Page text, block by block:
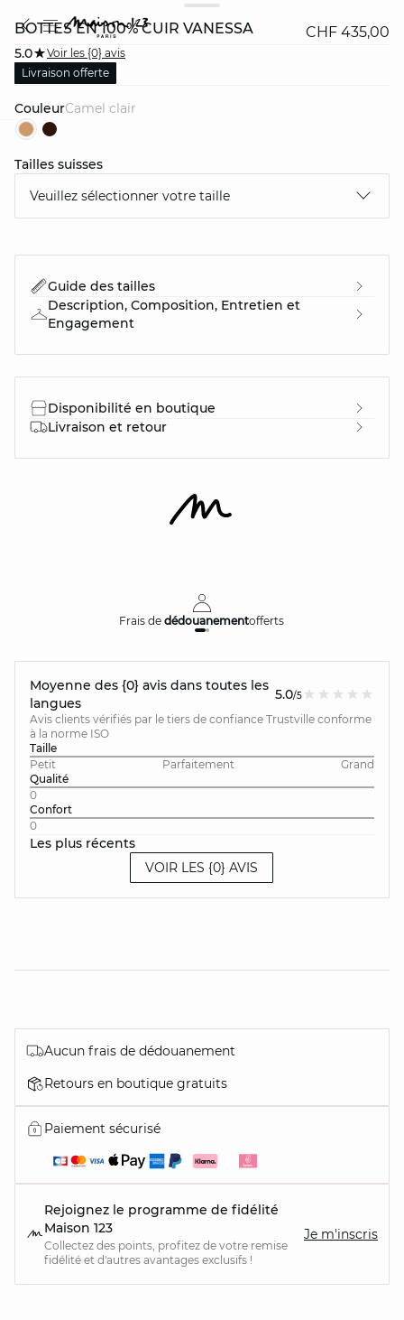
BOTTES EN 100% CUIR VANESSA CHF 435,00
5.0
Voir les {0} avis
Livraison offerte
Couleur camel clair
Tailles suisses
Veuillez sélectionner votre taille
Guide des tailles
Description, Composition, Entretien et
Engagement
Disponibilité en boutique
Livraison et retour
Frais dedédouanementofferts
Moyenne des {0} avis dans toutes les
langues
5.0/5
Avis clients vérifiés par le tiers de confiance Trustville conforme
à la norme ISO
Taille
Petit
Parfaitement
Grand
Qualité
0
Confort
0
Les plus récents
VOIR LES {0} AVIS
Aucun frais de dédouanement
Retours en boutique gratuits
Paiement sécurisé
Rejoignez le programme de fidélité
Maison 123
Collectez des points, profitez de votre remise
fidélité et d'autres avantages exclusifs !
Je m'inscris